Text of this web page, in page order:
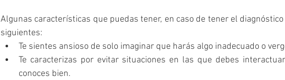
Algunas características que puedas tener, en caso de tener el
siguientes:
Te sientes ansioso de solo imaginar que harás algo inadecuado o
Te caracterizas por evitar situaciones en las que debes
conoces bien.